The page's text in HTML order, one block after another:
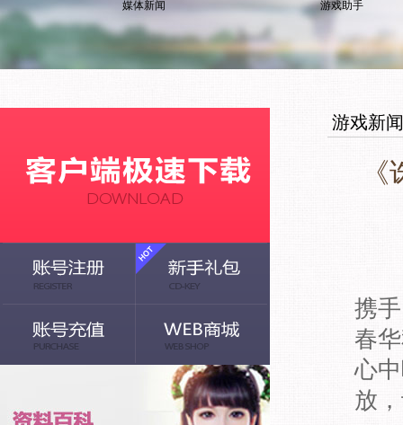
媒体新闻
游戏助手
游戏新闻
携
春
心
放